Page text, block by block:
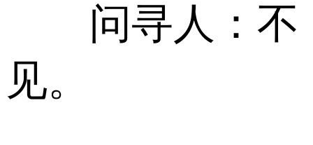
问寻人：不
见。